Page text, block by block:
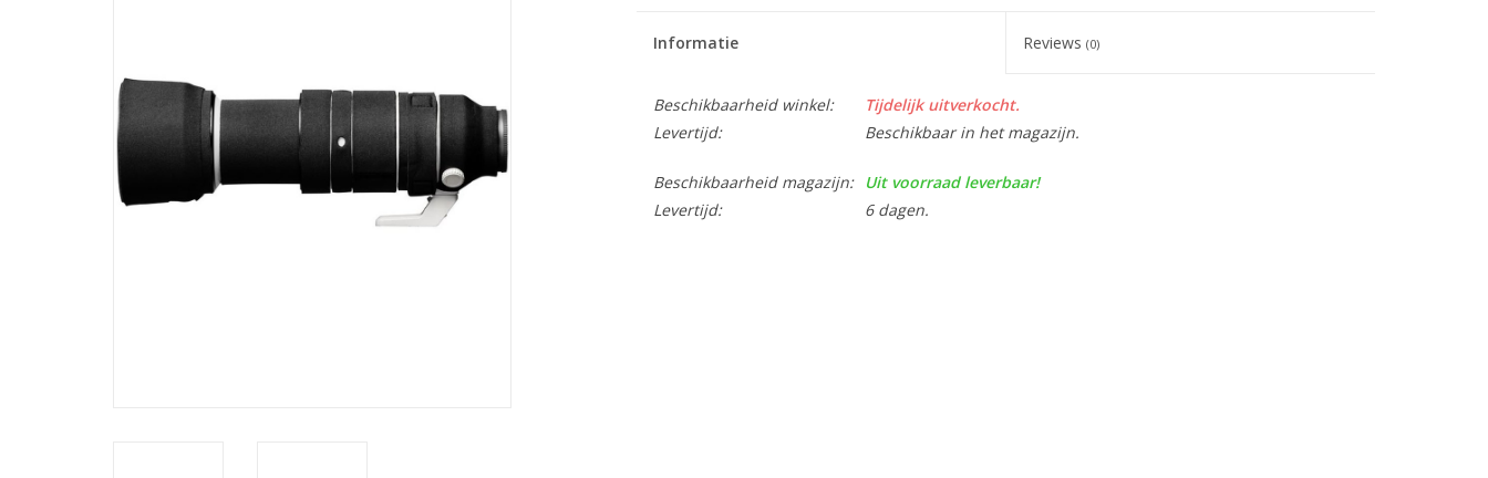
Informatie Reviews(0)
Beschikbaarheid winkel:
Tijdelijk uitverkocht.
Levertijd:
Beschikbaar in het magazijn.
Beschikbaarheid magazijn:
Uit voorraad leverbaar!
Levertijd:
6 dagen.